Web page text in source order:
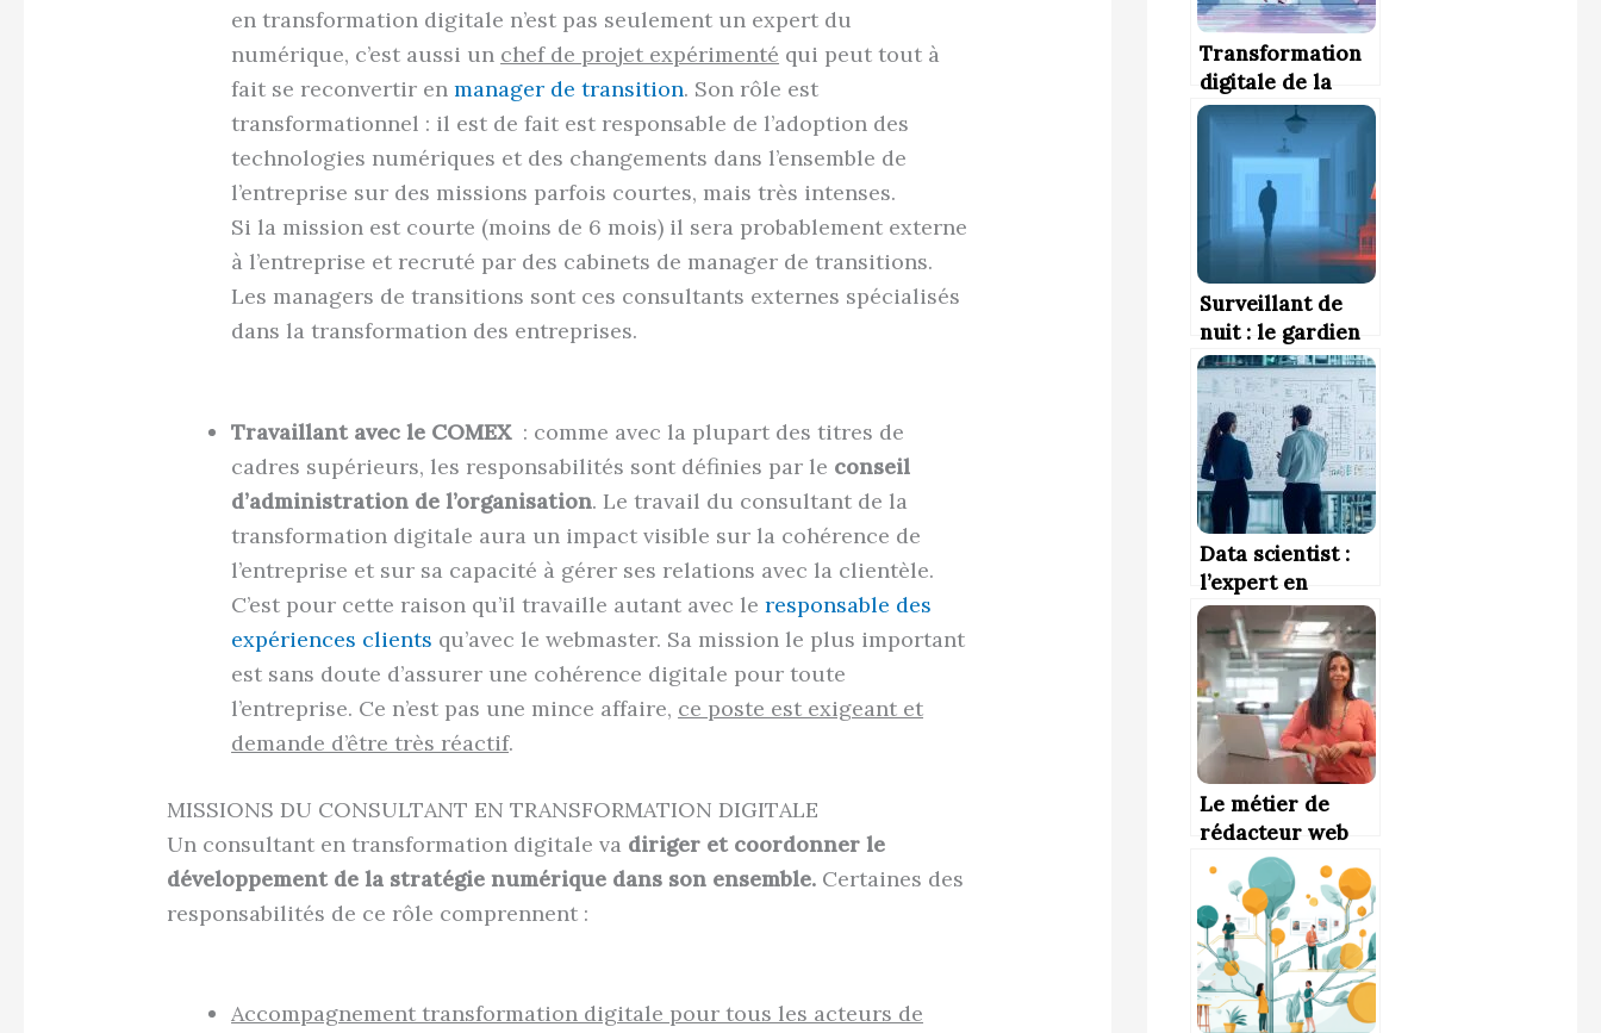
en transformation digitale n’est pas seulement un expert du
numérique, c’est aussi un chef de projet expérimenté qui peut tout à
fait se reconvertir enmanager de transition. Son rôle est
transformationnel : il est de fait est responsable de l’adoption des
technologies numériques et des changements dans l’ensemble de
l’entreprise sur des missions parfois courtes, mais très intenses.
Si la mission est courte (moins de 6 mois) il sera probablement externe
à l’entreprise et recruté par des cabinets de manager de transitions.
Les managers de transitions sont ces consultants externes spécialisés
dans la transformation des entreprises.
Travaillant avec le COMEX: comme avec la plupart des titres de
cadres supérieurs, les responsabilités sont définies par le conseil
d’administration de l’organisation. Le travail du consultant de la
transformation digitale aura un impact visible sur la cohérence de
l’entreprise et sur sa capacité à gérer ses relations avec la clientèle.
C’est pour cette raison qu’il travaille autant avec leresponsable des
expériences clients qu’avec le webmaster. Sa mission le plus important
est sans doute d’assurer une cohérence digitale pour toute
l’entreprise. Ce n’est pas une mince affaire, ce poste est exigeant et
demande d’être très réactif.
MISSIONS DU CONSULTANT EN TRANSFORMATION DIGITALE
Un consultant en transformation digitale va diriger et coordonner le
développement de la stratégie numérique dans son ensemble. Certaines des
responsabilités de ce rôle comprennent :
Accompagnement transformation digitale pour tous les acteurs de
Transformation
digitale de la
fonction RH : le
rôle clé du
manager de
transition
Surveillant de
nuit : le gardien
de la tranquillité
nocturne
Data scientist :
l’expert en
donnée
Le métier de
rédacteur web